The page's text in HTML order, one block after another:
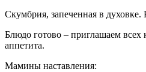
Cкумбрия, запеченная в духовке.
Блюдо готово – приглашаем всех
аппетита.
Мамины наставления: